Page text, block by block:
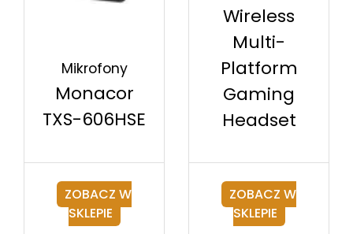
Mikrofony
Monacor
TXS-606HSE
ZOBACZ W
SKLEPIE
Wireless
Multi-
Platform
Gaming
Headset
ZOBACZ W
SKLEPIE